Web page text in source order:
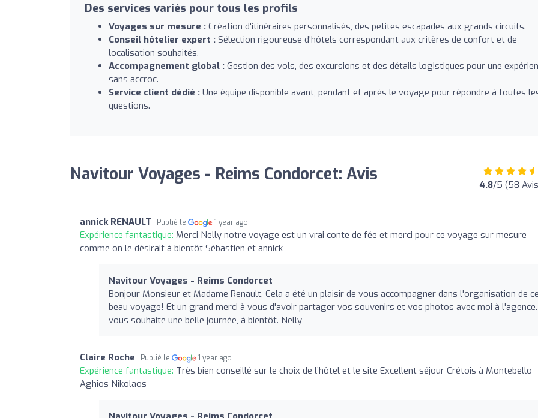
Des services variés pour tous les profils
Voyages sur mesure : Création d'itinéraires personnalisés, des petites escapades aux grands circuits.
Conseil hôtelier expert : Sélection rigoureuse d'hôtels correspondant aux critères de confort et de
localisation souhaités.
Accompagnement global : Gestion des vols, des excursions et des détails logistiques pour une
sans accroc.
Service client dédié : Une équipe disponible avant, pendant et après le voyage pour répondre à toutes
questions.
Navitour Voyages - Reims Condorcet: Avis 4.8/5 (58
annick RENAULT Publié le 1 year ago
Expérience fantastique: Merci Nelly notre voyage est un vrai conte de fée et merci pour ce voyage sur mesure
comme on le désirait à bientôt Sébastien et annick
Navitour Voyages - Reims Condorcet
Bonjour Monsieur et Madame Renault, Cela a été un plaisir de vous accompagner dans l'organisation de
beau voyage! Et un grand merci à vous d'avoir partager vos souvenirs et vos photos avec moi à
vous souhaite une belle journée, à bientôt. Nelly
Claire Roche Publié le 1 year ago
Expérience fantastique: Très bien conseillé sur le choix de l’hôtel et le site Excellent séjour Crétois à Montebello
Aghios Nikolaos